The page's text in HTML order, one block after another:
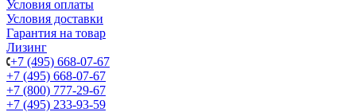
Условия оплаты
Условия доставки
Гарантия на товар
Лизинг
+7 (495) 668-07-67
+7 (495) 668-07-67
+7 (800) 777-29-67
+7 (495) 233-93-59